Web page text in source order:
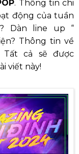
. Thông tin chi
động của tuần
? Dàn line up “
Thông tin về
cả sẽ được
viết này!